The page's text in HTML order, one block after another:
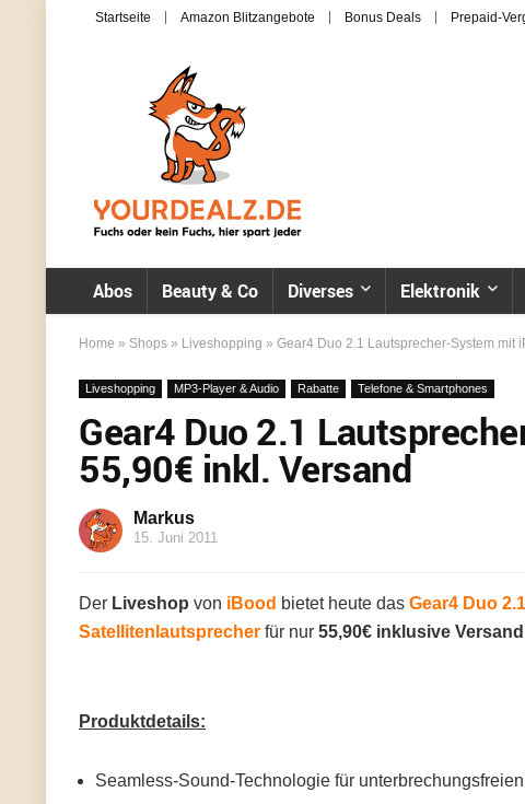
Startseite Amazon Blitzangebote Bonus Deals Prepaid-
Abos Beauty & Co Diverses Elektronik
Home » Shops » Liveshopping » Gear4 Duo 2.1 Lautsprecher-System mit
Liveshopping MP3-Player & Audio Rabatte Telefone & Smartphones
Gear4 Duo 2.1
55,90€ inkl. Versand
Markus
15. Juni 2011
Der Liveshop von iBood bietet heute das Gear4 Duo
Satellitenlautsprecher für nur 55,90€ inklusive Versand
Produktdetails:
Seamless-Sound-Technologie für